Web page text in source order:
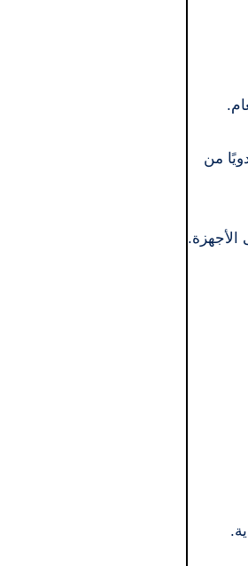
من
الأجهزة.